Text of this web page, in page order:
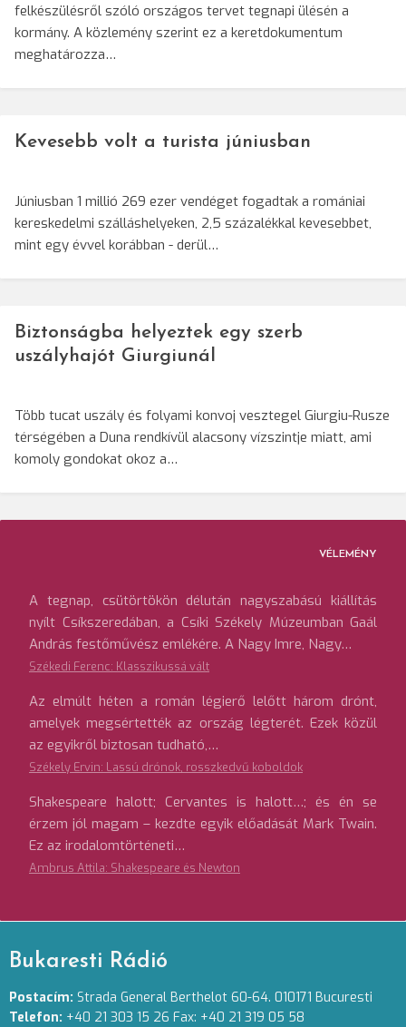
felkészülésről szóló országos tervet tegnapi ülésén a
kormány. A közlemény szerint ez a keretdokumentum
meghatározza…
Kevesebb volt a turista júniusban
Júniusban 1 millió 269 ezer vendéget fogadtak a romániai
kereskedelmi szálláshelyeken, 2,5 százalékkal kevesebbet,
mint egy évvel korábban - derül…
Biztonságba helyeztek egy szerb
uszályhajót Giurgiunál
Több tucat uszály és folyami konvoj vesztegel Giurgiu-Rusze
térségében a Duna rendkívül alacsony vízszintje miatt, ami
komoly gondokat okoz a…
VÉLEMÉNY
A tegnap, csütörtökön délután nagyszabású kiállítás
nyílt Csíkszeredában, a Csíki Székely Múzeumban Gaál
András festőművész emlékére. A Nagy Imre, Nagy…
Székedi Ferenc: Klasszikussá vált
Az elmúlt héten a román légierő lelőtt három drónt,
amelyek megsértették az ország légterét. Ezek közül
az egyikről biztosan tudható,…
Székely Ervin: Lassú drónok, rosszkedvű koboldok
Shakespeare halott; Cervantes is halott…; és én se
érzem jól magam – kezdte egyik előadását Mark Twain.
Ez az irodalomtörténeti…
Ambrus Attila: Shakespeare és Newton
Bukaresti Rádió
Postacím: Strada General Berthelot 60-64. 010171 Bucuresti
Telefon: +40 21 303 15 26 Fax: +40 21 319 05 58